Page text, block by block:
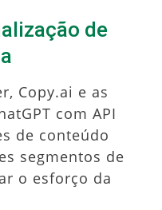
de
Copy.ai e as
com API
de conteúdo
segmentos de
o esforço da